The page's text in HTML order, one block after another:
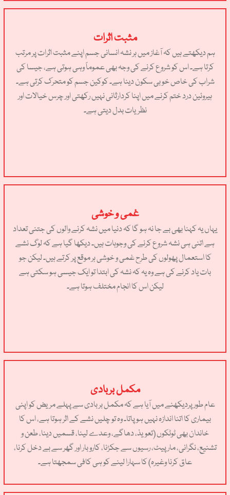
مثبت اثرات
ہم دیکھتے ہیں کہ آغاز میں ہر نشہ انسانی جسم اپنے مثبت اثرات پر مرتب
کرتا ہے۔ اس کو شروع کرنے کی وجہ بھی عموماً وہی ہوتی ہے، جیسا کی
شراب کی خاص خوبی سکون دینا ہے۔ کوکین جسم کو متحرک کرتی ہے۔
ہیروئین درد ختم کرنے میں اپنا کردارثانی نہیں رکھتی اور چرس خیالات اور
نظریات بدل دیتی ہے۔
غمی و خوشی
یہاں یہ کہنا بھی بے جا نہ ہو گا کہ دنیا میں نشہ کرنے والوں کی جتنی تعداد
ہے اتنی ہی نشہ شروع کرنے کی وجوہات ہیں۔ دیکھا گیا ہے کہ لوگ نشے
کا استعمال پھولوں کی طرح غمی و خوشی ہر موقع پر کرتے ہیں۔ لیکن جو
بات یاد کرنے کی ہے وہ یہ کہ نشہ کی ابتدا تو ایک جیسی ہو سکتی ہے
لیکن اس کا انجام مختلف ہوتا ہے۔
مکمل بربادی
عام طور پردیکھنے میں آیا ہے کہ مکمل بربادی سے پہلے مریض کو اپنی
بیماری کا اتنا اندازہ نہیں ہو پاتا۔ وہ تو چلیں نشے کے اثر ہوتا ہے، اس کا
خاندان بھی ٹوٹکوں (تعویذ، دھاگے، وعدے لینا، قسمیں دینا، طعن و
تشنیع، نگرانی، مارپیٹ، رسیوں سے جکڑنا، کاروبار اور گھر سے بے دخل کرنا،
عاق کرنا وغیرہ) کا سہارا لینے کو ہی کافی سمجھتا ہے۔